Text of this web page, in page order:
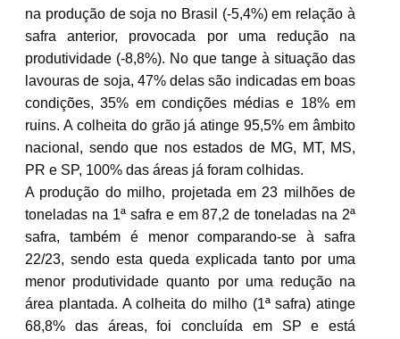
na produção de soja no Brasil (-5,4%) em relação à
safra anterior, provocada por uma redução na
produtividade (-8,8%). No que tange à situação das
lavouras de soja, 47% delas são indicadas em boas
condições, 35% em condições médias e 18% em
ruins. A colheita do grão já atinge 95,5% em âmbito
nacional, sendo que nos estados de MG, MT, MS,
PR e SP, 100% das áreas já foram colhidas.
A produção do milho, projetada em 23 milhões de
toneladas na 1ª safra e em 87,2 de toneladas na 2ª
safra, também é menor comparando-se à safra
22/23, sendo esta queda explicada tanto por uma
menor produtividade quanto por uma redução na
área plantada. A colheita do milho (1ª safra) atinge
68,8% das áreas, foi concluída em SP e está